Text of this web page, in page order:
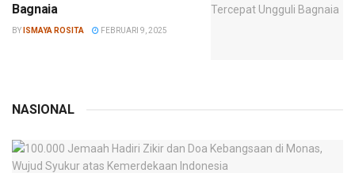
Bagnaia
BY ISMAYA ROSITA FEBRUARI 9, 2025
NASIONAL